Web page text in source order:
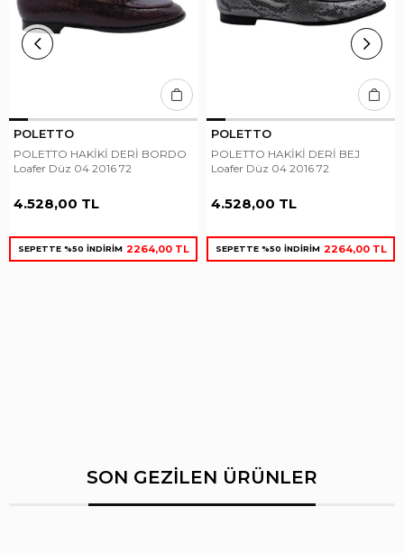
POLETTO
POLETTO HAKİKİ DERİ BORDO
Loafer Düz 04 2016 72
4.528,00 TL
SEPETTE %50 İNDİRİM 2264,00 TL
POLETTO
POLETTO HAKİKİ DERİ BEJ
Loafer Düz 04 2016 72
4.528,00 TL
SEPETTE %50 İNDİRİM 2264,00 TL
SON GEZİLEN ÜRÜNLER